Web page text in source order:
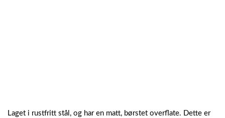
Laget i rustfritt stål, og har en matt, børstet overflate. Dette er